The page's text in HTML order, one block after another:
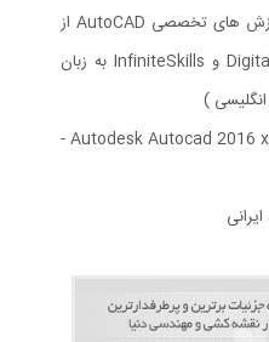
- به علاوه بیش از 30 ساعت آموزش های تخصصی AutoCAD از
شرکت های Lynda و Digital Tutors و InfiniteSkills به زبان
- همراه با نسخه کامل نرم افزار Autodesk Autocad 2016 x64 -